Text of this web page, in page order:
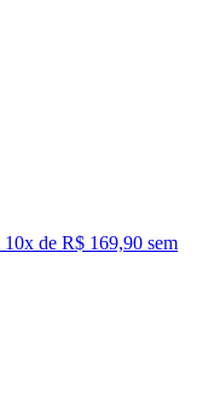
10x de R$ 169,90 sem